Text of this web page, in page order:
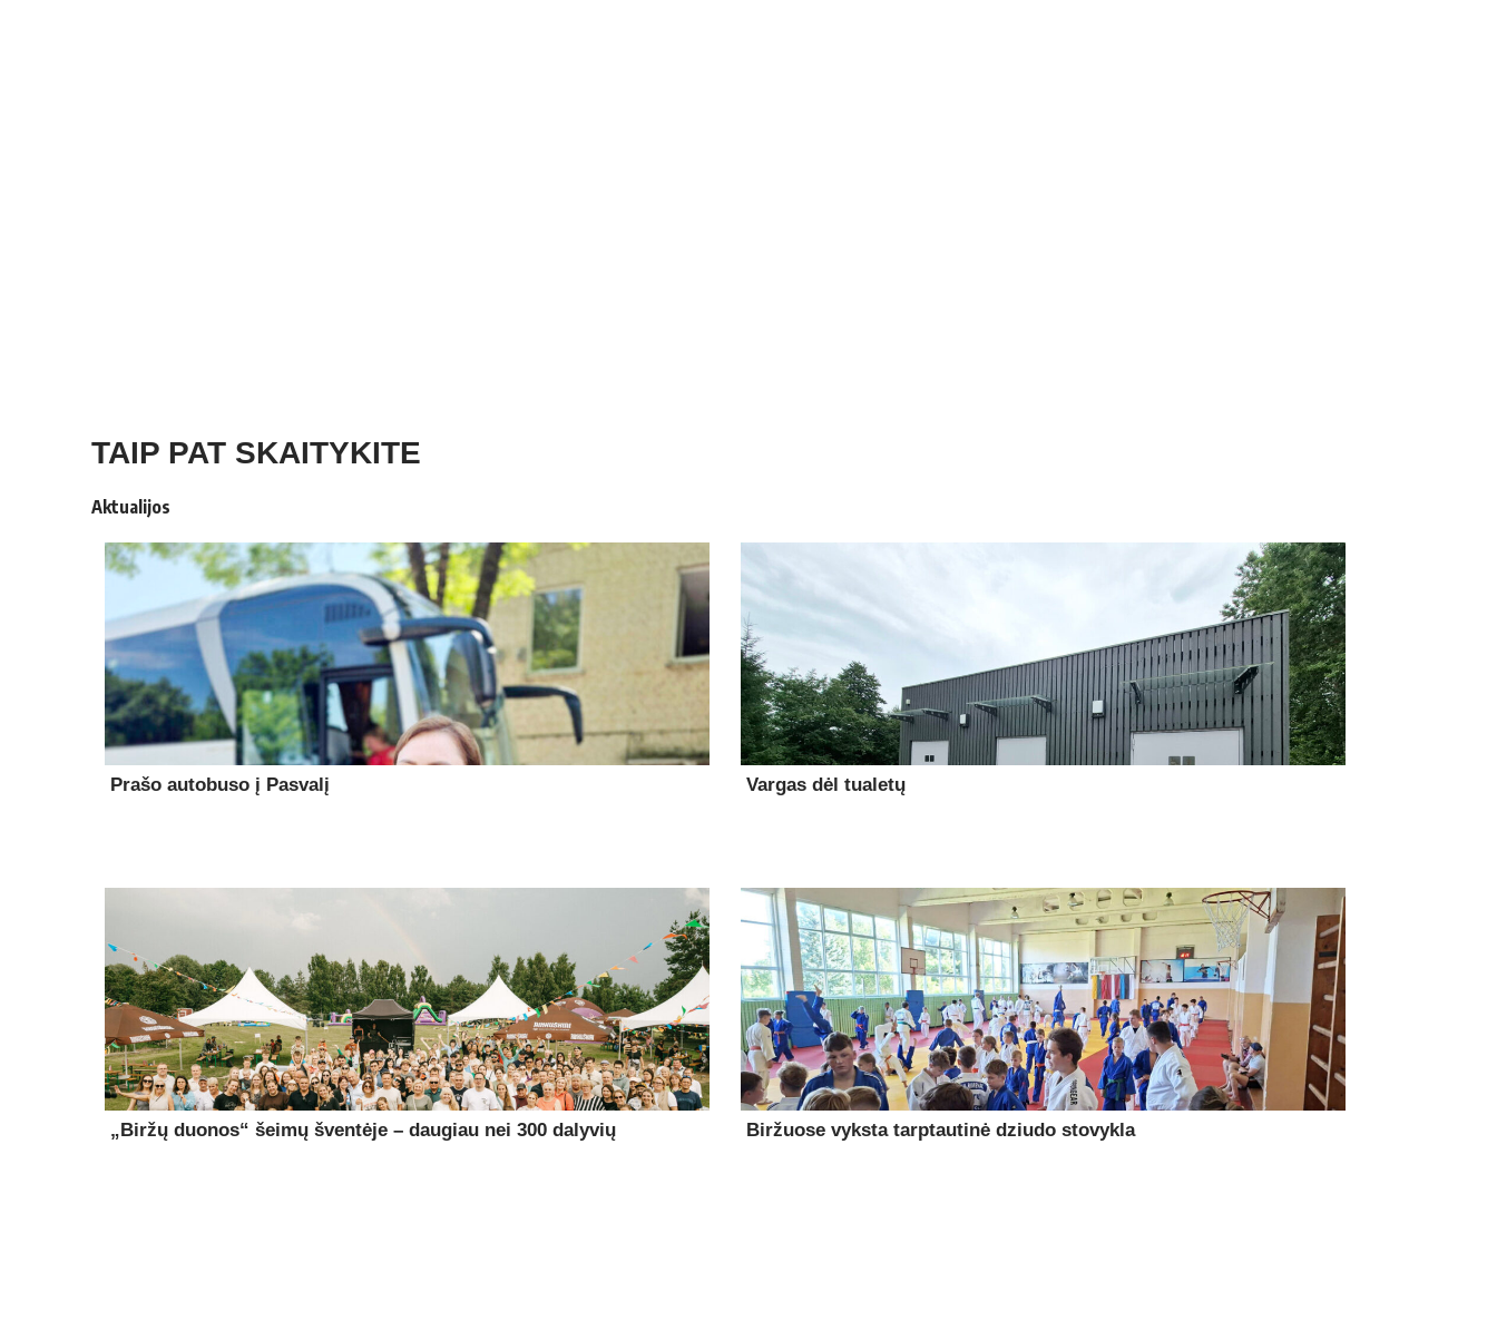
TAIP PAT SKAITYKITE
Aktualijos
Prašo autobuso į Pasvalį Vargas dėl tualetų
„Biržų duonos“ šeimų šventėje – daugiau nei 300 dalyvių Biržuose vyksta tarptautinė dziudo stovykla